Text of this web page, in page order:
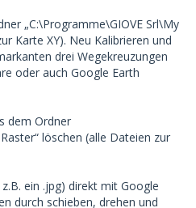
„C:\Programme\GIOVE Srl\My
Karte XY). Neu Kalibrieren und
drei Wegekreuzungen
oder auch Google Earth
dem Ordner
löschen (alle Dateien zur
ein .jpg) direkt mit Google
durch schieben, drehen und